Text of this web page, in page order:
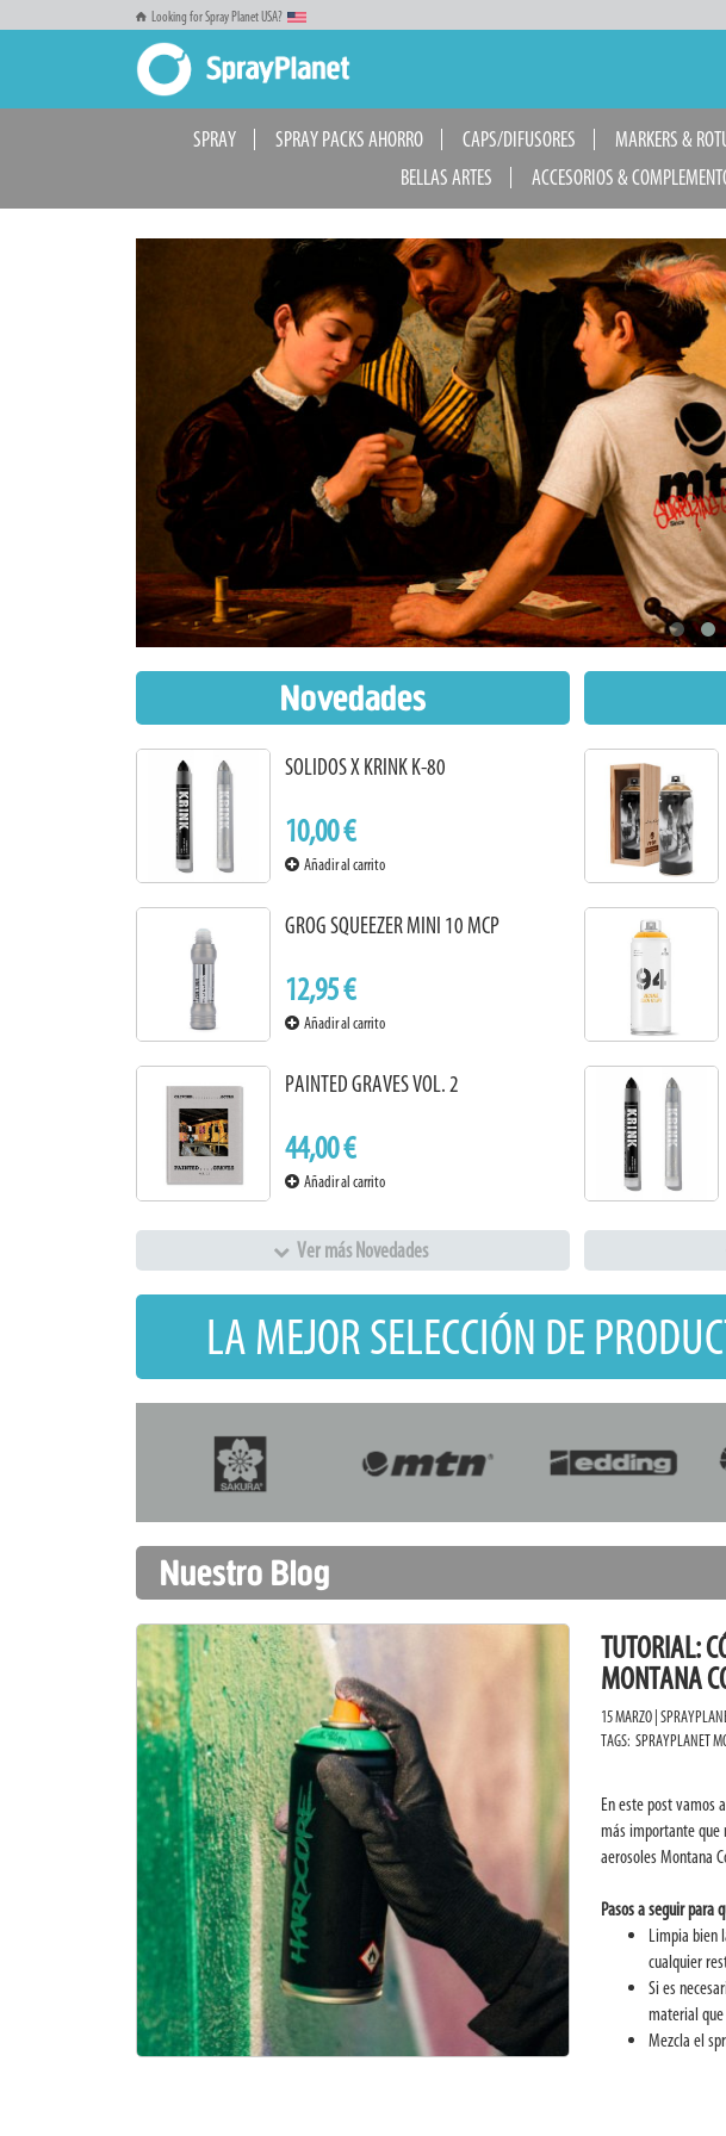
Looking for Spray Planet USA?
SPRAY SPRAY PACKS AHORRO CAPS/DIFUSORES MARKERS &
BELLAS ARTES
ACCESORIOS &
Novedades
SOLIDOS X KRINK K-80
10,00 €
Añadir al carrito
GROG SQUEEZER MINI 10 MCP
12,95 €
Añadir al carrito
PAINTED GRAVES VOL. 2
44,00 €
Añadir al carrito
Ver más Novedades
LA MEJOR SELECCIÓN DE
Nuestro Blog
TUTORIAL:
MONTANA
15 MARZO |
TAGS: SPRAYPLANET
En este post vamos
más importante que
aerosoles Montana
Pasos a seguir para
Limpia bien
cualquier
Si es
material
Mezcla el
Haz una